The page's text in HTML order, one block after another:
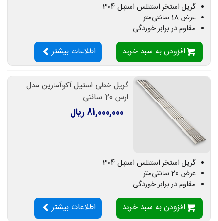
گریل استخر استنلس استیل 304
عرض 18 سانتی‌متر
مقاوم در برابر خوردگی
افزودن به سبد خرید اطلاعات بیشتر
گریل خطی استیل آکوآمارین مدل
ارس 20 سانتی
81,000,000 ریال
گریل استخر استنلس استیل 304
عرض 20 سانتی‌متر
مقاوم در برابر خوردگی
افزودن به سبد خرید اطلاعات بیشتر